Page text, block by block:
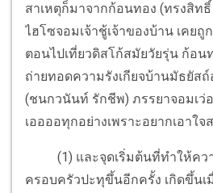
สาเหตุก็มาจากก้อนทอง (ทรงสิ
ไฮโซจอมเจ้าชู้เจ้าของบ้าน เคย
ตอนไปเที่ยวดิสโก้สมัยวัยรุ่น ก้อน
ถ่ายทอดความรังเกียจบ้านมัธยัส
(ชนกวนันท์ รักชีพ) ภรรยาจอมเว่
เออออทุกอย่างเพราะอยากเอาใจ
(1) และจุดเริ่มต้นที่ทำให้ควา
ครอบครัวปะทุขึ้นอีกครั้ง เกิดขึ้น